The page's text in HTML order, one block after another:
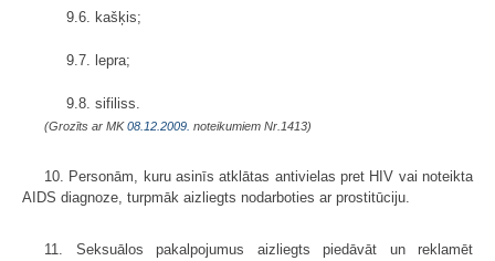
9.6. kašķis;
9.7. lepra;
9.8. sifiliss.
(Grozīts ar MK08.12.2009. noteikumiem Nr.1413)
10. Personām, kuru asinīs atklātas antivielas pret HIV vai noteikta
AIDS diagnoze, turpmāk aizliegts nodarboties ar prostitūciju.
11. Seksuālos pakalpojumus aizliegts piedāvāt un reklamēt